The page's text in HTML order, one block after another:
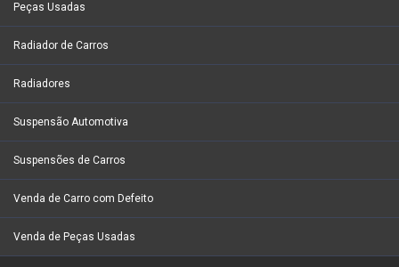
Peças Usadas
Radiador de Carros
Radiadores
Suspensão Automotiva
Suspensões de Carros
Venda de Carro com Defeito
Venda de Peças Usadas